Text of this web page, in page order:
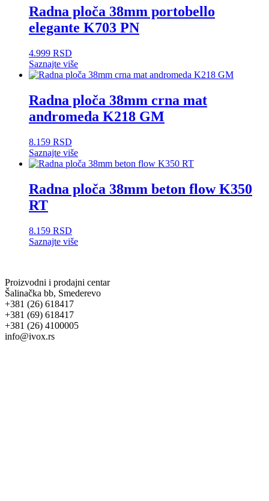
Radna ploča 38mm portobello
elegante K703 PN
4.999 RSD
Saznajte više
Radna ploča 38mm crna mat
andromeda K218 GM
8.159 RSD
Saznajte više
Radna ploča 38mm beton flow K350
RT
8.159 RSD
Saznajte više
Proizvodni i prodajni centar
Šalinačka bb, Smederevo
+381 (26) 618417
+381 (69) 618417
+381 (26) 4100005
info@ivox.rs